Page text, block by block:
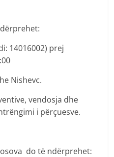
14016002) prej
Nishevc.
vendosja dhe
i përçuesve.
do të ndërprehet: